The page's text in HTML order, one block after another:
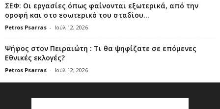
ΣΕΦ: Οι εργασίες όπως φαίνονται εξωτερικά, από την
οροφή και στο εσωτερικό του σταδίου...
Petros Psarras - Ιούλ 12, 2026
Ψήφος στον Πειραιώτη : Τι θα ψηφίζατε σε επόμενες
Εθνικές εκλογές?
Petros Psarras - Ιούλ 12, 2026